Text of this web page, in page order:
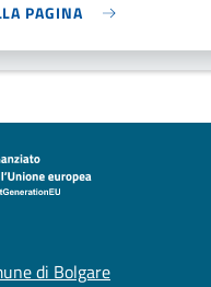
PAGINA
di Bolgare